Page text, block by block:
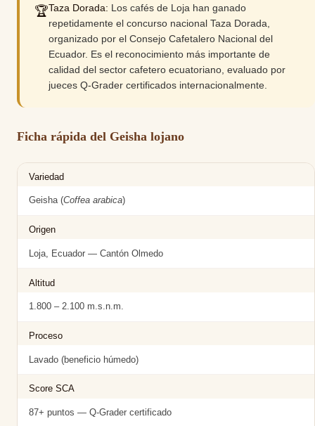
🏆Taza Dorada: Los cafés de Loja han ganado
repetidamente el concurso nacional Taza Dorada,
organizado por el Consejo Cafetalero Nacional del
Ecuador. Es el reconocimiento más importante de
calidad del sector cafetero ecuatoriano, evaluado por
jueces Q-Grader certificados internacionalmente.
Ficha rápida del Geisha lojano
Variedad
Geisha (Coffea arabica)
Origen
Loja, Ecuador — Cantón Olmedo
Altitud
1.800 – 2.100 m.s.n.m.
Proceso
Lavado (beneficio húmedo)
Score SCA
87+ puntos — Q-Grader certificado